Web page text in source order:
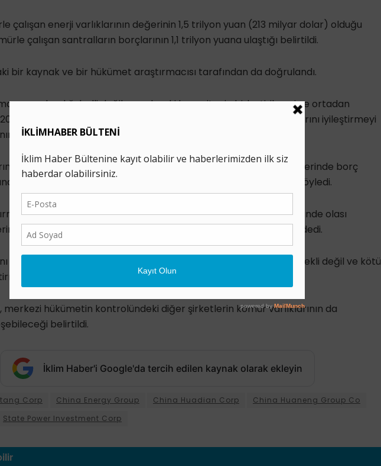
çalışan enerji varlıklarının değerinin 1,5 trilyon yuan (213 milyar dolar) olduğu
çalışan santralların borçlarının 1,1 trilyon yuana ulaştığı belirtildi.
bir kaynak ve bir hükümet araştırmacısı tarafından da doğrulandı.
yayınlandığı belli değil, ancak eski kapasitenin birleştirilmesi ve ortadan
2019’dan başlayabileceği ve şirketlerin verimliliğini ve operasyonlarını iyileştirmeyi
üç yıl içerisinde gerçekleştirilebileceği belirtildi.
Gansu, Shaanxi, Xinjiang, Qinghai ve Ningxia’nın kuzeybatı bölgelerinde borç
faaliyetlerinde planı öncelikli olarak hayata geçirebileceğini söyledi.
SASAC’ın 2017’den bu yana kömürle çalışan enerji sektöründe olası
çalıştığını ifade ederken “Söylemesi yapmaktan daha kolay” dedi.
zamanda, “Hiç kimse yüksek kaliteli varlıklarını teslim etmeye istekli değil ve kötü
bir anlamı yok” diye konuştu.
merkezi hükümetin kontrolündeki diğer şirketlerin kömür varlıklarının da
belirtildi.
İklim Haber'i Google'da tercih edilen kaynak olarak ekleyin
Corp China Energy Group China Huadian Corp
China Huaneng Group Co
State Power Investment Corp